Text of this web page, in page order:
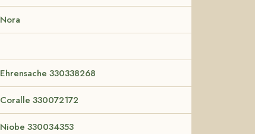
Nora
Ehrensache 330338268
Coralle 330072172
Niobe 330034353